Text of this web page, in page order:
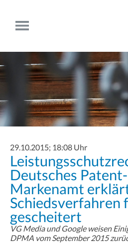
29.10.2015; 18:08 Uhr
Deutsches
Markenamt
Schiedsverfahren
gescheitert
VG Media und Google weisen
DPMA vom September 2015